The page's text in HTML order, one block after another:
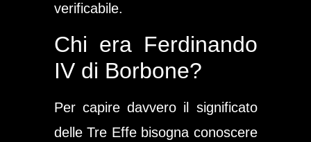
verificabile.
Chi era Ferdinando
IV di Borbone?
Per capire davvero il significato
delle Tre Effe bisogna conoscere